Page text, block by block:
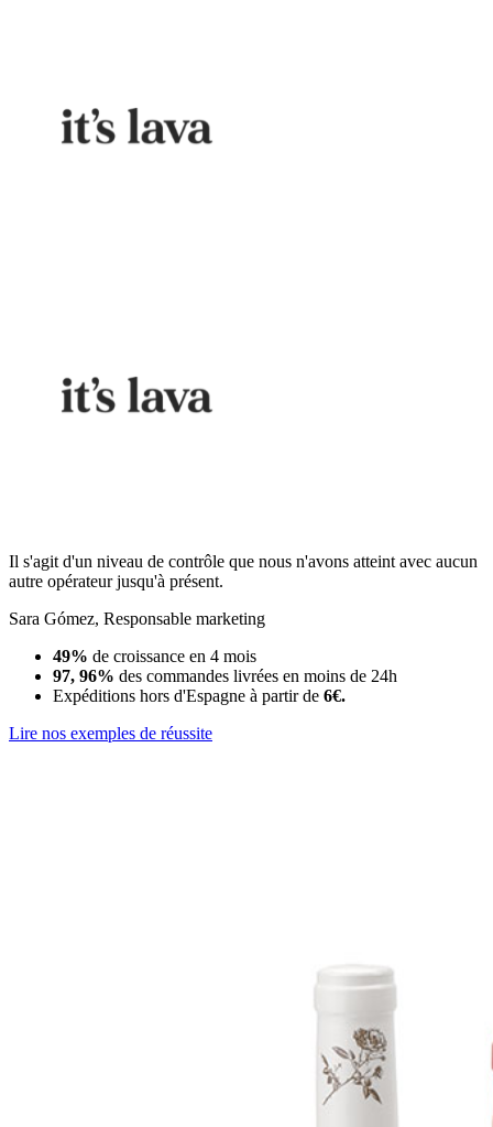
Il s'agit d'un niveau de contrôle que nous n'avons atteint avec aucun
autre opérateur jusqu'à présent.
Sara Gómez, Responsable marketing
49% de croissance en 4 mois
97, 96% des commandes livrées en moins de 24h
Expéditions hors d'Espagne à partir de 6€.
Lire nos exemples de réussite